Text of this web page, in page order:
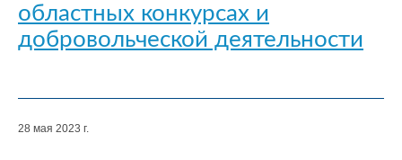
областных конкурсах и
добровольческой деятельности
28 мая 2023 г.